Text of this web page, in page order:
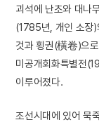
괴석에 난초와 대나
(1785년, 개인 소장)
것과 횡권(橫卷)으
미공개회화특별전
이루어졌다.
조선시대에 있어 묵